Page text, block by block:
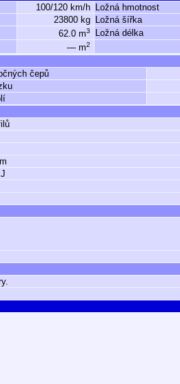
100/120 km/h Ložná hmotnost
23800 kg Ložná šířka
62.0 m3 Ložná délka
— m2
čepů